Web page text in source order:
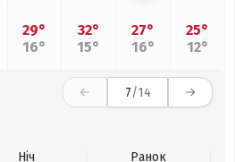
29°
16°
32°
15°
27°
16°
25°
12°
7/14
Ніч
Ранок